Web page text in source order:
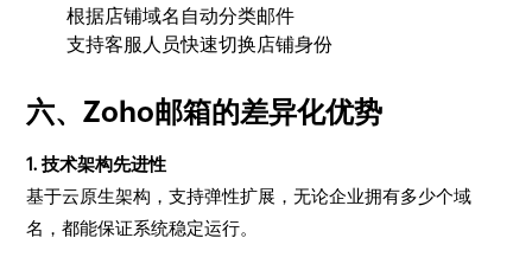
根据店铺域名自动分类邮件
支持客服人员快速切换店铺身份
六、Zoho邮箱的差异化优势
1. 技术架构先进性
基于云原生架构，支持弹性扩展，无论企业拥有多少个域
名，都能保证系统稳定运行。